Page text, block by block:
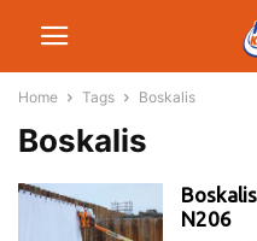
Home Tags Boskalis
Boskalis
N206